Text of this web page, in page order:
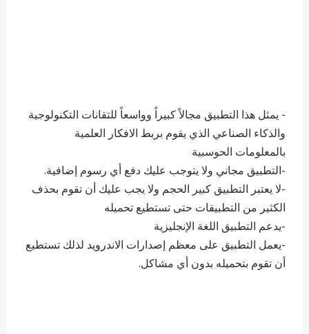
- يمثل هذا التطبيق مجالاً كبيراً وواسعاً للتقانات التكنولوجية
والذكاء الصناعي الذي يقوم بربط الافكار العلمية
بالمعلومات الحوسبية
-التطبيق مجاني ولا يتوجب عليك دفع أي رسوم إضافية.
-لا يعتبر التطبيق كبير الحجم ولا يجب عليك أن تقوم بحذف
الكثير من التطبيقات حتى تستطيع تحميله
-يدعم التطبيق اللغة الإنجليزية
-يعمل التطبيق على معظم إصدارات الاندرويد لذلك تستطيع
أن تقوم بتحميله بدون أي مشاكل.